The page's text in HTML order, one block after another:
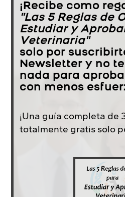
¡Recibe como
"Las 5 Reglas de
Estudiar y
Veterinaria"
solo por
Newsletter y no
nada para
con menos
¡Una guía completa de
totalmente gratis solo